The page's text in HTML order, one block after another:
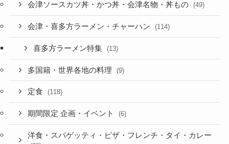
会津ソースカツ丼・かつ丼・会津名物・丼もの (49)
会津・喜多方ラーメン・チャーハン (114)
喜多方ラーメン特集 (13)
多国籍・世界各地の料理 (9)
定食 (118)
期間限定 企画・イベント (6)
洋食・スパゲッティ・ピザ・フレンチ・タイ・カレー